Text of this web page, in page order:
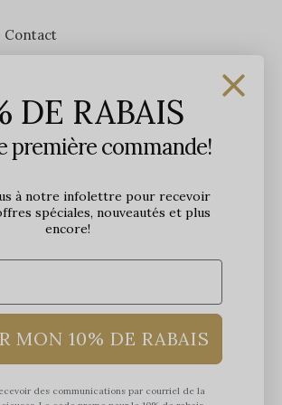
Contact
1650 avenue Jules-Verne, Local 103
G2G 2R1, Québec, Canada
Lundi: 9h - 17h
Mardi: 9h - 17h
Mercredi: 9h - 18h
Jeudi: 9h - 21h
Samedi: 9h à 17h
DE RABAIS
première commande!
à notre infolettre pour recevoir
spéciales, nouveautés et plus
encore!
MON 10% DE RABAIS
des communications par courriel de la